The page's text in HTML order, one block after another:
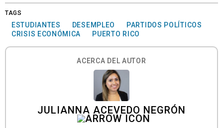
TAGS
ESTUDIANTES DESEMPLEO
PARTIDOS POLÍTICOS
CRISIS ECONÓMICA
PUERTO RICO
ACERCA DEL AUTOR
JULIANNA ACEVEDO NEGRÓN